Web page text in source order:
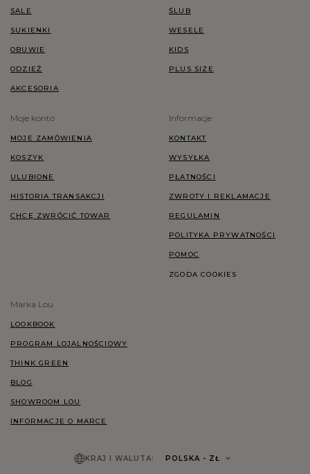
SALE
SUKIENKI
OBUWIE
ODZIEŻ
AKCESORIA
ŚLUB
WESELE
KIDS
PLUS SIZE
Moje konto
MOJE ZAMÓWIENIA
KOSZYK
ULUBIONE
HISTORIA TRANSAKCJI
CHCĘ ZWRÓCIĆ TOWAR
Informacje
KONTAKT
WYSYŁKA
PŁATNOŚCI
ZWROTY I REKLAMACJE
REGULAMIN
POLITYKA PRYWATNOŚCI
POMOC
ZGODA COOKIES
Marka Lou
LOOKBOOK
PROGRAM LOJALNOŚCIOWY
THINK GREEN
BLOG
SHOWROOM LOU
INFORMACJE O MARCE
KRAJ I WALUTA: POLSKA - ZŁ